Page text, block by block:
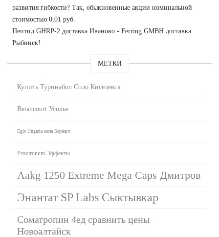
развития гибкости? Так, обыкновенные акции номинальной
стоимостью 0,01 руб.
Пептид GHRP-2 доставка Иваново - Ferring GMBH доставка
Рыбинск!
МЕТКИ
Купить Туринабол Соло Киселевск
Betancourt Усолье
Egis Ungaria цена Барнаул
Provironum Эффекты
Aakg 1250 Extreme Mega Caps Дмитров
Энантат SP Labs Сыктывкар
Cоматропин 4ед сравнить цены
Новоалтайск